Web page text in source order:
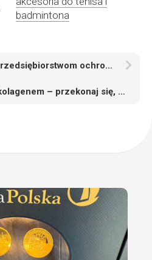
badmintona
Czy należałoby ufać przedsiębiorstwom ochroniarskim i monitorującym?
Leczenie trądziku kolagenem – przekonaj się, co kupić